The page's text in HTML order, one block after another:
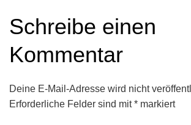
Schreibe einen
Kommentar
Deine E-Mail-Adresse wird nicht
Erforderliche Felder sind mit* markiert